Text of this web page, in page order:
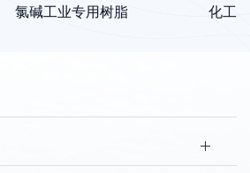
氯碱工业专用树脂 化工领